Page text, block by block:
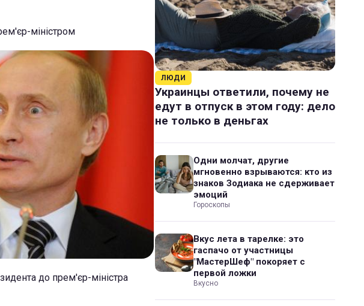
міністром
до прем'єр-міністра
ЛЮДИ
Украинцы ответили, почему не
едут в отпуск в этом году: дело
не только в деньгах
Одни молчат, другие
мгновенно взрываются: кто из
знаков Зодиака не сдерживает
эмоций
Гороскопы
Вкус лета в тарелке: это
гаспачо от участницы
"МастерШеф" покоряет с
первой ложки
Вкусно